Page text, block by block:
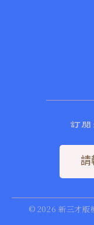
訂
© 2026 新三才版